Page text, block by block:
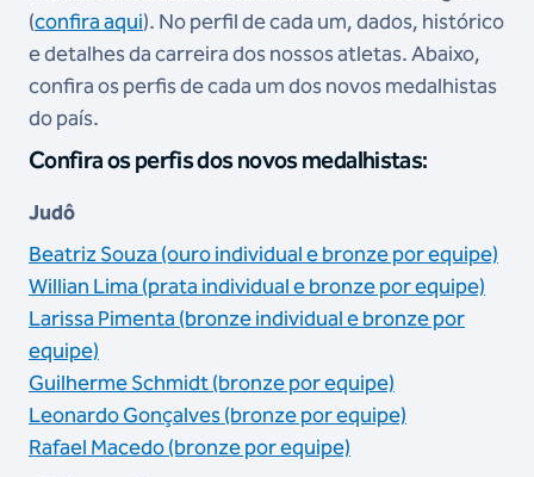
(confira aqui). No perfil de cada um, dados, histórico
e detalhes da carreira dos nossos atletas. Abaixo,
confira os perfis de cada um dos novos medalhistas
do país.
Confira os perfis dos novos medalhistas:
Judô
Beatriz Souza (ouro individual e bronze por equipe)
Willian Lima (prata individual e bronze por equipe)
Larissa Pimenta (bronze individual e bronze por
equipe)
Guilherme Schmidt (bronze por equipe)
Leonardo Gonçalves (bronze por equipe)
Rafael Macedo (bronze por equipe)